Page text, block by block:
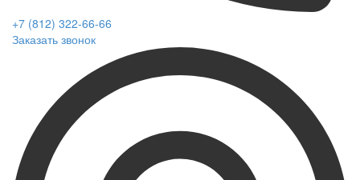
+7 (812) 322-66-66
Заказать звонок